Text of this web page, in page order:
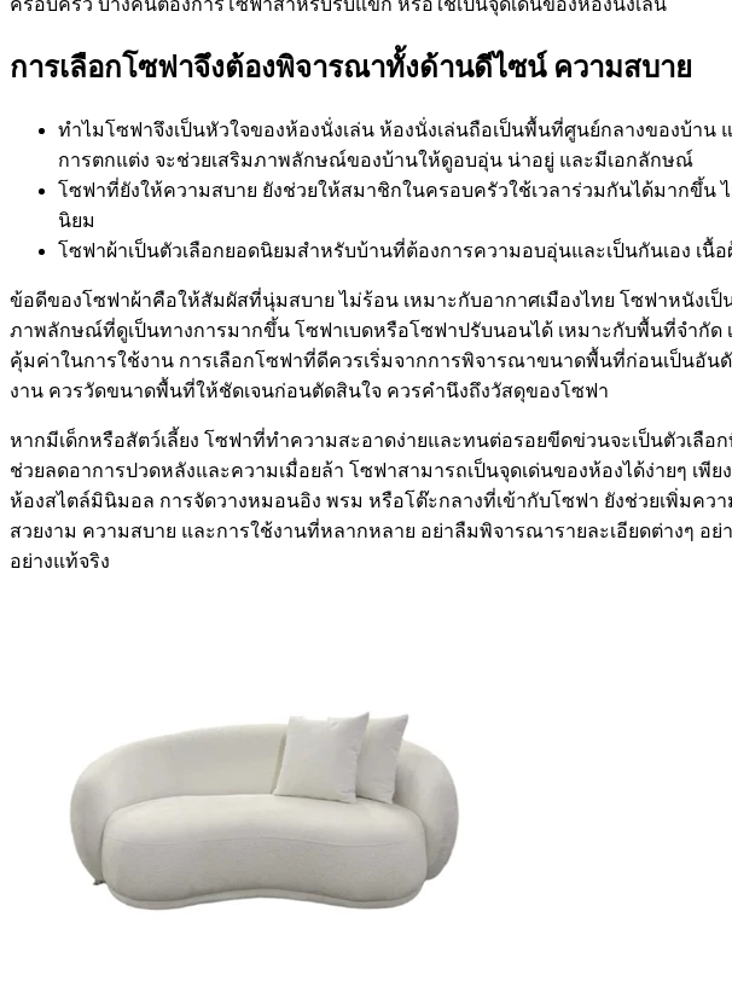
ครอบครัว บางคนต้องการโซฟาสำหรับรับแขก หรือใช้เป็นจุดเด่นของห้องนั่งเล่น
การเลือกโซฟาจึงต้องพิจารณาทั้งด้านดีไซน์ ความสบาย
ทำไมโซฟาจึงเป็นหัวใจของห้องนั่งเล่น ห้องนั่งเล่นถือเป็นพื้นที่ศูนย์กลางของบ้า
การตกแต่ง จะช่วยเสริมภาพลักษณ์ของบ้านให้ดูอบอุ่น น่าอยู่ และมีเอกลักษณ์
โซฟาที่ยังให้ความสบาย ยังช่วยให้สมาชิกในครอบครัวใช้เวลาร่วมกันได้มากขึ้น
นิยม
โซฟาผ้าเป็นตัวเลือกยอดนิยมสำหรับบ้านที่ต้องการความอบอุ่นและเป็นกันเอง เ
ข้อดีของโซฟาผ้าคือให้สัมผัสที่นุ่มสบาย ไม่ร้อน เหมาะกับอากาศเมืองไทย โซฟาหนัง
ภาพลักษณ์ที่ดูเป็นทางการมากขึ้น โซฟาเบดหรือโซฟาปรับนอนได้ เหมาะกับพื้นที่จำกัด
คุ้มค่าในการใช้งาน การเลือกโซฟาที่ดีควรเริ่มจากการพิจารณาขนาดพื้นที่ก่อนเป็นอั
งาน ควรวัดขนาดพื้นที่ให้ชัดเจนก่อนตัดสินใจ ควรคำนึงถึงวัสดุของโซฟา
หากมีเด็กหรือสัตว์เลี้ยง โซฟาที่ทำความสะอาดง่ายและทนต่อรอยขีดข่วนจะเป็นตัวเลื
ช่วยลดอาการปวดหลังและความเมื่อยล้า โซฟาสามารถเป็นจุดเด่นของห้องได้ง่ายๆ เ
ห้องสไตล์มินิมอล การจัดวางหมอนอิง พรม หรือโต๊ะกลางที่เข้ากับโซฟา ยังช่วยเพิ่มค
สวยงาม ความสบาย และการใช้งานที่หลากหลาย อย่าลืมพิจารณารายละเอียดต่างๆ
อย่างแท้จริง